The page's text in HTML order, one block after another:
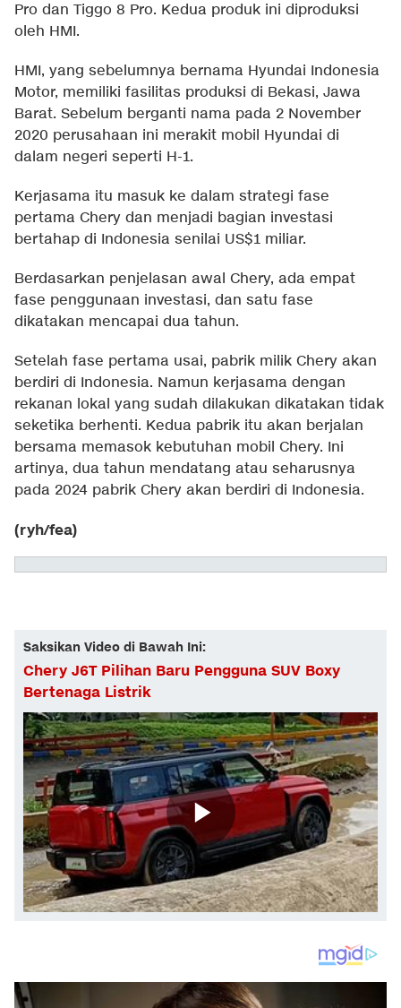
Pro dan Tiggo 8 Pro. Kedua produk ini diproduksi
oleh HMI.
HMI, yang sebelumnya bernama Hyundai Indonesia
Motor, memiliki fasilitas produksi di Bekasi, Jawa
Barat. Sebelum berganti nama pada 2 November
2020 perusahaan ini merakit mobil Hyundai di
dalam negeri seperti H-1.
Kerjasama itu masuk ke dalam strategi fase
pertama Chery dan menjadi bagian investasi
bertahap di Indonesia senilai US$1 miliar.
Berdasarkan penjelasan awal Chery, ada empat
fase penggunaan investasi, dan satu fase
dikatakan mencapai dua tahun.
Setelah fase pertama usai, pabrik milik Chery akan
berdiri di Indonesia. Namun kerjasama dengan
rekanan lokal yang sudah dilakukan dikatakan tidak
seketika berhenti. Kedua pabrik itu akan berjalan
bersama memasok kebutuhan mobil Chery. Ini
artinya, dua tahun mendatang atau seharusnya
pada 2024 pabrik Chery akan berdiri di Indonesia.
(ryh/fea)
Saksikan Video di Bawah Ini:
Chery J6T Pilihan Baru Pengguna SUV Boxy
Bertenaga Listrik